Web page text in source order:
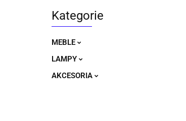
Kategorie
MEBLE
LAMPY
AKCESORIA